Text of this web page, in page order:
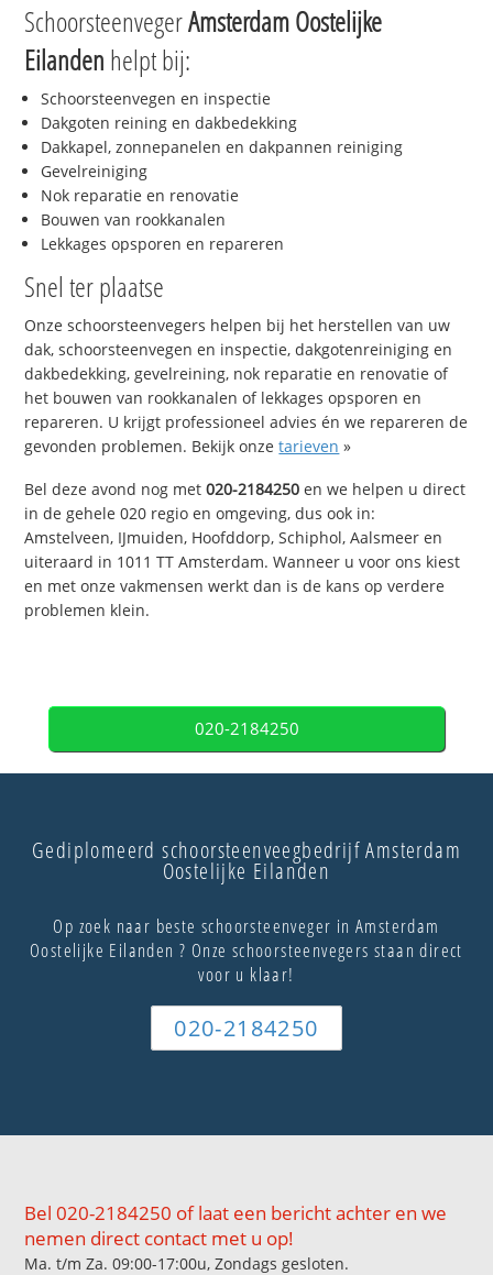
SchoorsteenvegerAmsterdam Oostelijke
Eilanden helpt bij:
Schoorsteenvegen en inspectie
Dakgoten reining en dakbedekking
Dakkapel, zonnepanelen en dakpannen reiniging
Gevelreiniging
Nok reparatie en renovatie
Bouwen van rookkanalen
Lekkages opsporen en repareren
Snel ter plaatse
Onze schoorsteenvegers helpen bij het herstellen van uw
dak, schoorsteenvegen en inspectie, dakgotenreiniging en
dakbedekking, gevelreining, nok reparatie en renovatie of
het bouwen van rookkanalen of lekkages opsporen en
repareren. U krijgt professioneel advies én we repareren de
gevonden problemen. Bekijk onzetarieven »
Bel deze avond nog met020-2184250 en we helpen u direct
in de gehele 020 regio en omgeving, dus ook in:
Amstelveen, IJmuiden, Hoofddorp, Schiphol, Aalsmeer en
uiteraard in 1011 TT Amsterdam. Wanneer u voor ons kiest
en met onze vakmensen werkt dan is de kans op verdere
problemen klein.
020-2184250
Gediplomeerd schoorsteenveegbedrijf Amsterdam
Oostelijke Eilanden
Op zoek naar beste schoorsteenveger in Amsterdam
Oostelijke Eilanden ? Onze schoorsteenvegers staan direct
voor u klaar!
020-2184250
Bel 020-2184250 of laat een bericht achter en we
nemen direct contact met u op!
Ma. t/m Za. 09:00-17:00u, Zondags gesloten.